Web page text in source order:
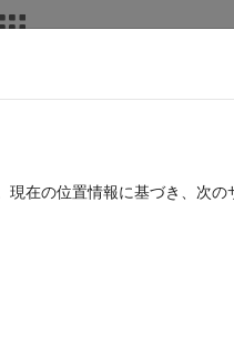
サインインして
サインイ
現在の位置情報に基づき、次の